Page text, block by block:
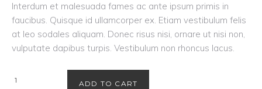
Interdum et malesuada fames ac ante ipsum primis in
faucibus. Quisque id ullamcorper ex. Etiam vestibulum felis
at leo sodales aliquam. Donec risus nisi, ornare ut nisi non,
vulputate dapibus turpis. Vestibulum non rhoncus lacus.
Barber
ADD TO CART